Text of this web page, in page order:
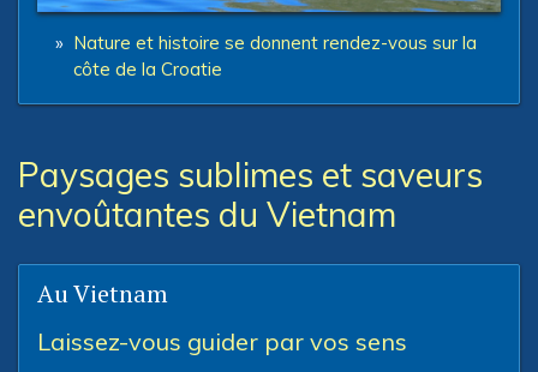
» Nature et histoire se donnent rendez-vous sur la
côte de la Croatie
Paysages sublimes et saveurs
envoûtantes du Vietnam
Au Vietnam
Laissez-vous guider par vos sens